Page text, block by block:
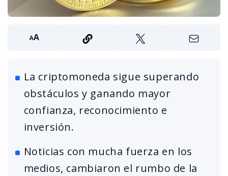
La criptomoneda sigue superando
obstáculos y ganando mayor
confianza, reconocimiento e
inversión.
Noticias con mucha fuerza en los
medios, cambiaron el rumbo de la